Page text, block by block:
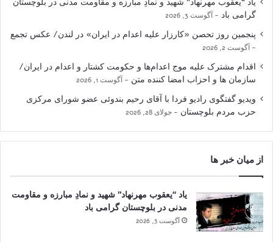
گرامی باد
آگوست 3, 2026
پنجمین روز تحصن «کارزار علیه اعدام در ایران» در لندن/ عکس تجمع
آگوست 2, 2026
اقدام مشترک علیه موج اعدام‌ها و حکومت کشتار و اعدام در ایران/
سازمان ها و احزاب امضا کننده متن
آگوست 1, 2026
ویدیو گفتگوی رادیو فردا با آقای رحیم بندوئی عضو شورای مرکزی
حزب مردم بلوچستان
جولای 28, 2026
از میان خبر ها
یاد “یعقوب مهرنهاد” شهید و نمادِ مبارزه و مقاومت
مدنی در بلوچستان گرامی باد
آگوست 3, 2026